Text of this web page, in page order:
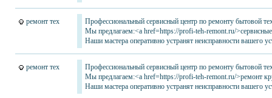
ремонт тех
Профессиональный сервисный центр по ремонту бытовой
Мы предлагаем:<a href=https://profi-teh-remont.ru/
Наши мастера оперативно устранят неисправности вашего
ремонт тех
Профессиональный сервисный центр по ремонту бытовой
Мы предлагаем:<a href=https://profi-teh-remont.ru/>ремонт
Наши мастера оперативно устранят неисправности вашего